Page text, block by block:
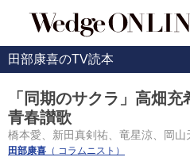
田部康喜のTV読本
「同期のサクラ」高畑
青春讃歌
橋本愛、新田真剣祐、竜星涼、岡
田部康喜 （ コラムニスト）